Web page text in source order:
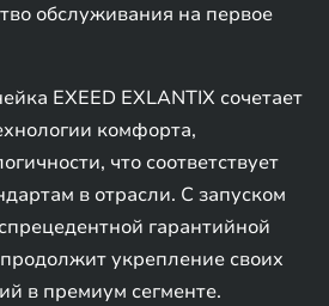
обслуживания на первое
EXEED EXLANTIX сочетает
комфорта,
что соответствует
в отрасли. С запуском
гарантийной
укрепление своих
в премиум сегменте.